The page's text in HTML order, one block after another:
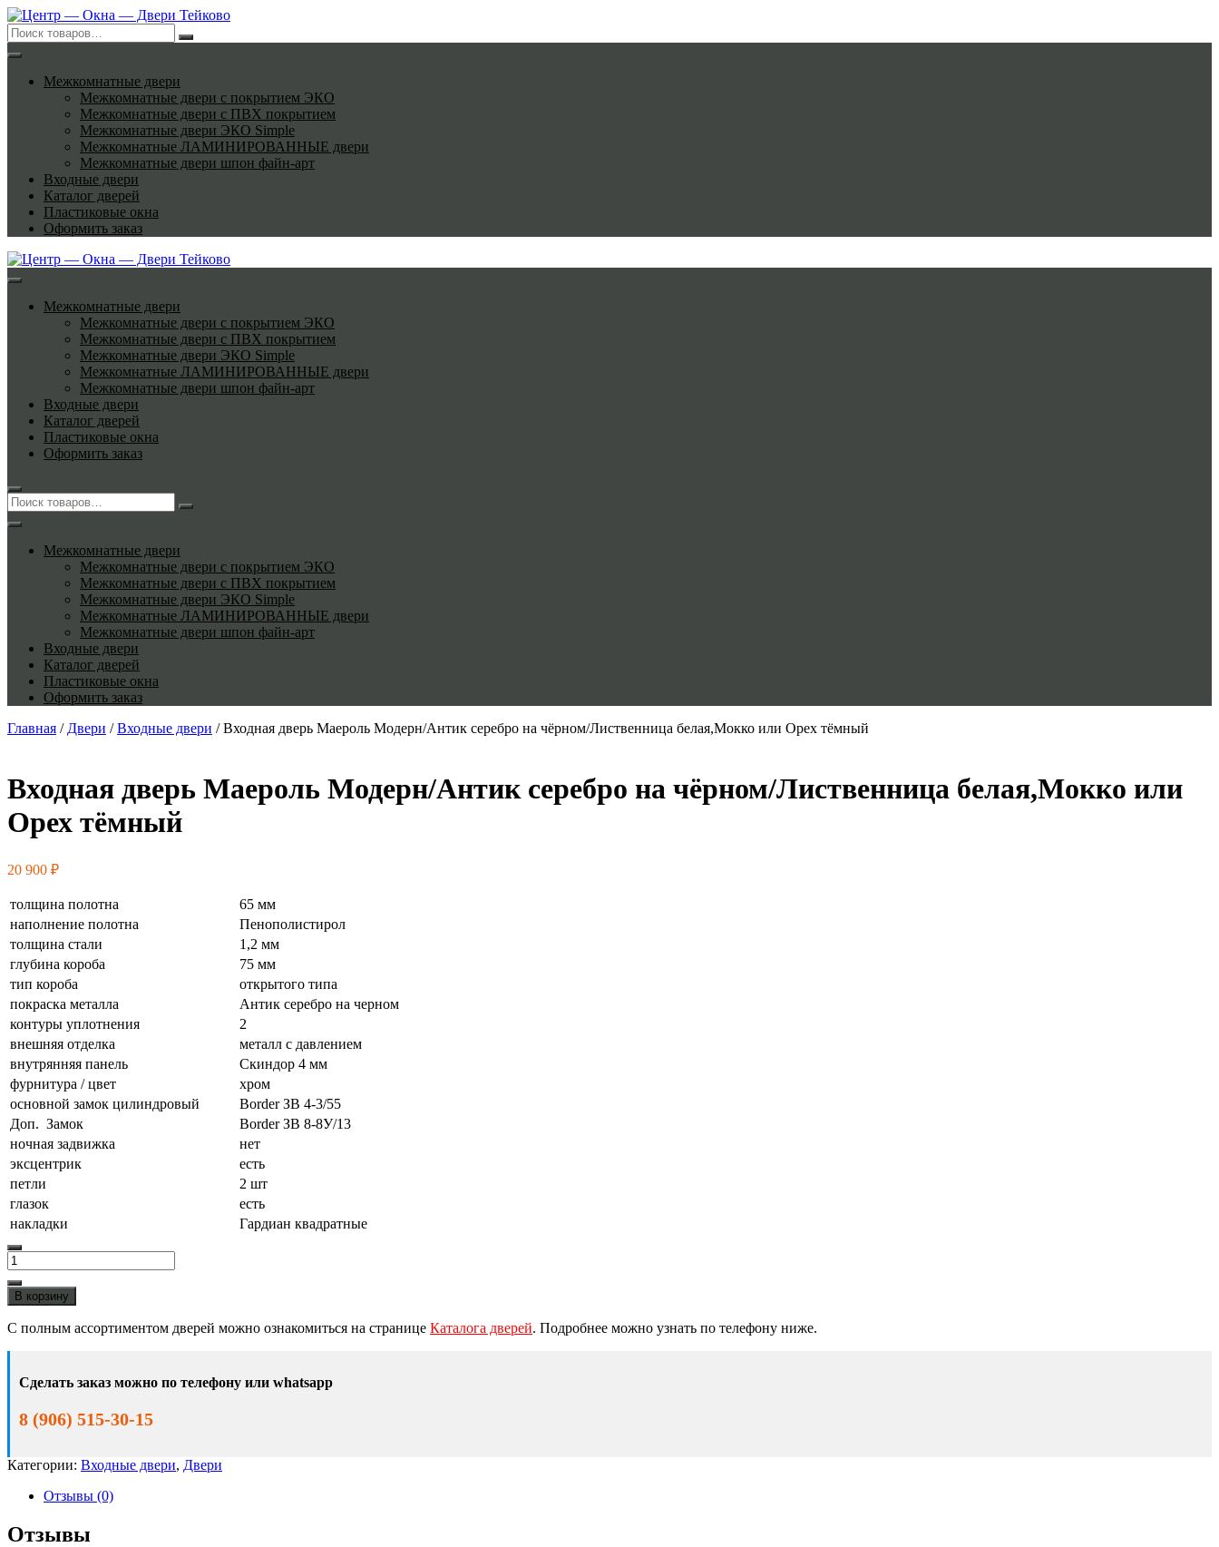
Перейти
к
содержимому
Межкомнатные двери
Межкомнатные двери с покрытием ЭКО
Межкомнатные двери с ПВХ покрытием
Межкомнатные двери ЭКО Simple
Межкомнатные ЛАМИНИРОВАННЫЕ двери
Межкомнатные двери шпон файн-арт
Входные двери
Каталог дверей
Пластиковые окна
Оформить заказ
Межкомнатные двери
Межкомнатные двери с покрытием ЭКО
Межкомнатные двери с ПВХ покрытием
Межкомнатные двери ЭКО Simple
Межкомнатные ЛАМИНИРОВАННЫЕ двери
Межкомнатные двери шпон файн-арт
Входные двери
Каталог дверей
Пластиковые окна
Оформить заказ
Межкомнатные двери
Межкомнатные двери с покрытием ЭКО
Межкомнатные двери с ПВХ покрытием
Межкомнатные двери ЭКО Simple
Межкомнатные ЛАМИНИРОВАННЫЕ двери
Межкомнатные двери шпон файн-арт
Входные двери
Каталог дверей
Пластиковые окна
Оформить заказ
Главная / Двери /Входные двери / Входная дверь Маероль Модерн/Антик серебро на чёрном/Лиственница белая,Мокко или Орех тёмный
Входная дверь Маероль Модерн/Антик серебро на чёрном/Лиственница белая,Мокко или
Орех тёмный
20 900 ₽
толщина полотна
65 мм
наполнение полотна
Пенополистирол
толщина стали
1,2 мм
глубина короба
75 мм
тип короба
открытого типа
покраска металла
Антик серебро на черном
контуры уплотнения
2
внешняя отделка
металл с давлением
внутрянняя панель
Скиндор 4 мм
фурнитура / цвет
хром
основной замок цилиндровый
Border ЗВ 4-3/55
Доп. Замок
Border ЗВ 8-8У/13
ночная задвижка
нет
эксцентрик
есть
петли
2 шт
глазок
есть
накладки
Гардиан квадратные
Количество
товара
Входная
дверь
Маероль
Антик
на
Лиственница
или
Орех
В корзину
С полным ассортиментом дверей можно ознакомиться на странице Каталога дверей. Подробнее можно узнать по телефону ниже.
Сделать заказ можно по телефону или whatsapp
8 (906) 515-30-15
Категории: Входные двери, Двери
Отзывы (0)
Отзывы